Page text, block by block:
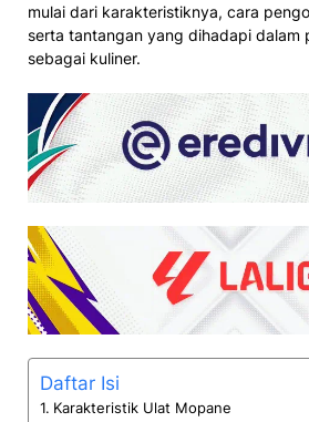
mulai dari karakteristiknya, cara
serta tantangan yang dihadapi dalam
sebagai kuliner.
Daftar Isi
Karakteristik Ulat Mopane